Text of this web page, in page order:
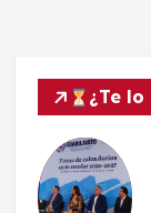
¿Te